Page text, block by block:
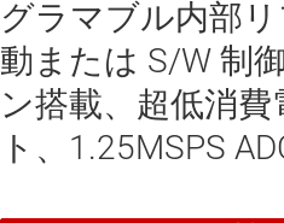
グラマブル内部
動または S/W 制
ン搭載、超低消費
ト、1.25MSPS